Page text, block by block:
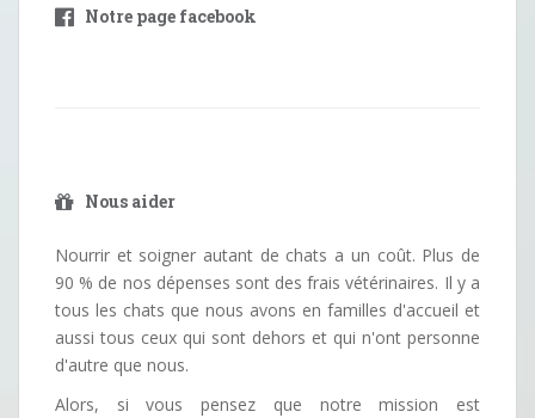
Notre page facebook
Nous aider
Nourrir et soigner autant de chats a un coût. Plus de
90 % de nos dépenses sont des frais vétérinaires. Il y a
tous les chats que nous avons en familles d'accueil et
aussi tous ceux qui sont dehors et qui n'ont personne
d'autre que nous.
Alors, si vous pensez que notre mission est